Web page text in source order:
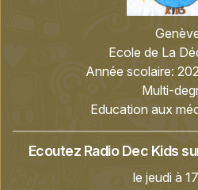
Ecole de La
Année scolaire:
Multi-
Education aux
Ecoutez Radio Dec Kids
le jeudi à